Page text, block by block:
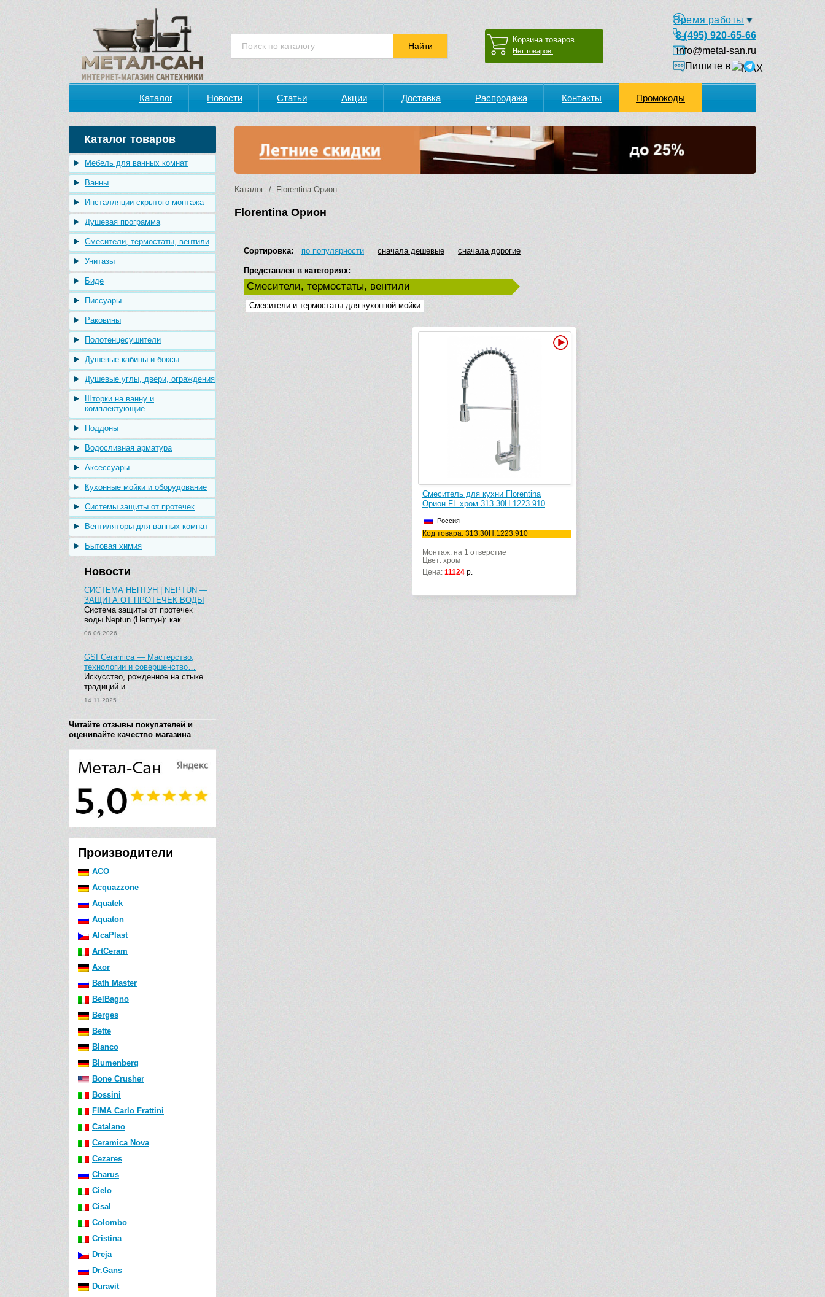
Корзина товаров
Нет товаров.
Время работы
8 (495) 920-65-66
info@metal-san.ru
Пишите в
Каталог Новости Статьи Акции Доставка Распродажа Контакты Промокоды
Каталог товаров
Мебель для ванных комнат
Ванны
Инсталляции скрытого монтажа
Душевая программа
Смесители, термостаты, вентили
Унитазы
Биде
Писсуары
Раковины
Полотенцесушители
Душевые кабины и боксы
Душевые углы, двери, ограждения
Шторки на ванну и
комплектующие
Поддоны
Водосливная арматура
Аксессуары
Кухонные мойки и оборудование
Системы защиты от протечек
Вентиляторы для ванных комнат
Бытовая химия
Новости
СИСТЕМА НЕПТУН | NEPTUN —
ЗАЩИТА ОТ ПРОТЕЧЕК ВОДЫ
Система защиты от протечек
воды Neptun (Нептун): как…
06.06.2026
GSI Ceramica — Мастерство,
технологии и совершенство…
Искусство, рожденное на стыке
традиций и…
14.11.2025
Читайте отзывы покупателей и
оценивайте качество магазина
Производители
ACO
Acquazzone
Aquatek
Aquaton
AlcaPlast
ArtCeram
Axor
Bath Master
BelBagno
Berges
Bette
Blanco
Blumenberg
Bone Crusher
Bossini
FIMA Carlo Frattini
Catalano
Ceramica Nova
Cezares
Charus
Cielo
Cisal
Colombo
Cristina
Dreja
Dr.Gans
Duravit
Каталог / Florentina Орион
Florentina Орион
Сортировка: по популярности сначала дешевые сначала дорогие
Представлен в категориях:
Смесители, термостаты, вентили
Смесители и термостаты для кухонной мойки
Смеситель для кухни Florentina
Орион FL хром 313.30H.1223.910
Россия
Код товара: 313.30H.1223.910
Монтаж: на 1 отверстие
Цвет: хром
Цена: 11124 р.